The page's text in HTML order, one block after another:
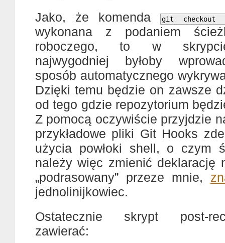
Jako, że komenda
git checkout
wykonana z podaniem
roboczego, to w
najwygodniej byłoby
sposób automatycznego
Dzięki temu będzie on zawsze
od tego gdzie repozytorium
Z pomocą oczywiście przyjdzie
przykładowe pliki Git Hooks
użycia powłoki shell, o czym
należy więc zmienić deklarację
„podrasowany” przeze mnie,
jednolinijkowiec.
Ostatecznie skrypt post-
zawierać: